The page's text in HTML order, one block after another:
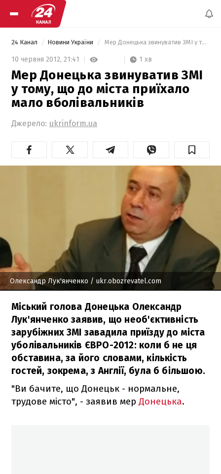
24 Канал Новини України Мер Донецька звинуватив ЗМІ у тому, що до міста приїхало мало вболівальників
10 червня 2012, 21:41 1 хв
Мер Донецька звинуватив ЗМІ
у тому, що до міста приїхало
мало вболівальників
Джерело: ukrinform.ua
Олександр Лук'янченко / ukr.obozrevatel.com
Міський голова Донецька Олександр
Лук'янченко заявив, що необ'єктивність
зарубіжних ЗМІ завадила приїзду до міста
уболівальників ЄВРО-2012: коли б не ця
обставина, за його словами, кількість
гостей, зокрема, з Англії, була б більшою.
"Ви бачите, що Донецьк - нормальне,
трудове місто", - заявив мер Донецька.